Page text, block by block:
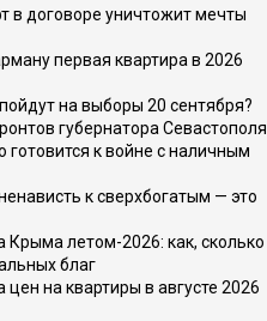
в договоре уничтожит мечты
первая квартира в 2026
на выборы 20 сентября?
губернатора Севастополя
готовится к войне с наличным
к сверхбогатым — это
летом-2026: как, сколько
благ
на квартиры в августе 2026